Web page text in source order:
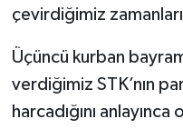
çevirdiğimiz
Üçüncü kurban
verdiğimiz STK’nın
harcadığını anlayınca